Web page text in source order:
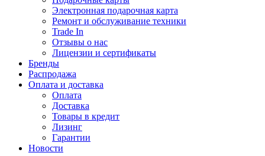
Электронная подарочная карта
Ремонт и обслуживание техники
Trade In
Отзывы о нас
Лицензии и сертификаты
Бренды
Распродажа
Оплата и доставка
Оплата
Доставка
Товары в кредит
Лизинг
Гарантии
Новости